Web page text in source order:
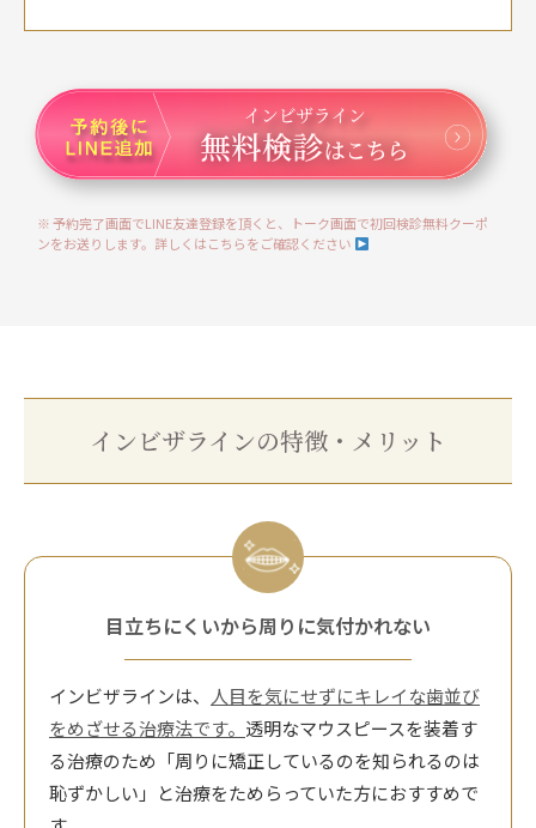
※ 予約完了画面でLINE友達登録を頂くと、トーク画面で初回検診無料クーポ
ンをお送りします。詳しくはこちらをご確認ください
インビザラインの特徴・メリット
目立ちにくいから周りに気付かれない
インビザラインは、 人目を気にせずにキレイな歯並び
をめざせる治療法です。 透明なマウスピースを装着す
る治療のため「周りに矯正しているのを知られるのは
恥ずかしい」と治療をためらっていた方におすすめで